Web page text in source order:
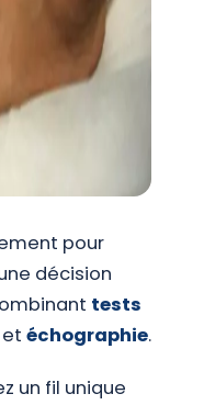
pour
décision
tests
et échographie.
un fil unique